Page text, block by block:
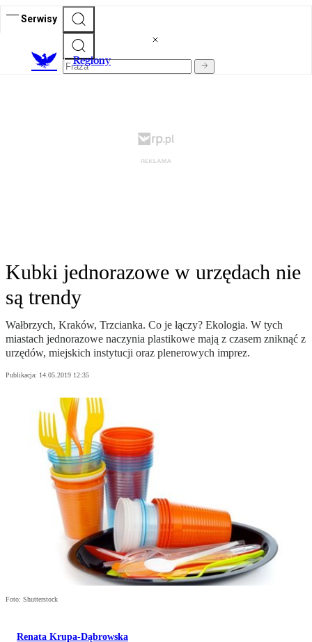
Serwisy
Regiony
Kubki jednorazowe w urzędach nie
są trendy
Wałbrzych, Kraków, Trzcianka. Co je łączy? Ekologia. W tych
miastach jednorazowe naczynia plastikowe mają z czasem zniknąć z
urzędów, miejskich instytucji oraz plenerowych imprez.
Publikacja: 14.05.2019 12:35
Foto: Shutterstock
Renata Krupa-Dąbrowska